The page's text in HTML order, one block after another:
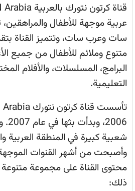
عربية موجهة للأطفال
سات وعرب سات، وتتميز القناة
متنوع وملائم للأطفال من جميع
البرامج، المسلسلات، والأفلام
التعليمية.
شعبية كبيرة في المنطقة العربية
وأصبحت من أشهر القنوات
محتوى القناة على مجموعة
ذلك: